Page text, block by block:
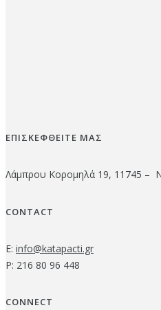
ΕΠΙΣΚΕΦΘΕΙΤΕ ΜΑΣ
Λάμπρου Κορομηλά 19, 11745 –
CONTACT
E: info@katapacti.gr
P: 216 80 96 448
CONNECT